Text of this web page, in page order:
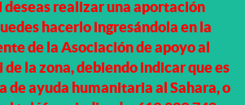
deseas realizar una aportación
hacerlo ingresándola en la
de la Asociación de apoyo al
de la zona, debiendo indicar que es
de ayuda humanitaria al Sahara, o